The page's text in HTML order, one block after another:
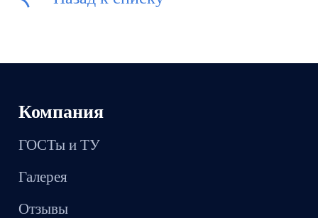
Компания
ГОСТы и ТУ
Галерея
Отзывы